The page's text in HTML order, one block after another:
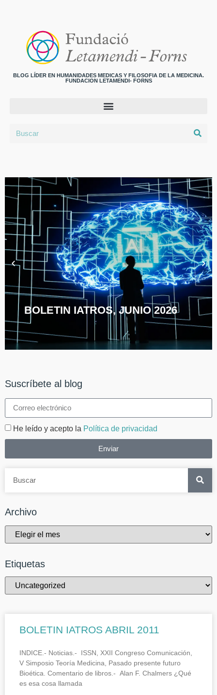
BLOG LÍDER EN HUMANIDADES MEDICAS Y FILOSOFIA DE LA MEDICINA.
FUNDACION LETAMENDI- FORNS
BOLETIN IATROS, JUNIO 2026
Suscríbete al blog
He leído y acepto la Política de privacidad
Enviar
Archivo
Etiquetas
BOLETIN IATROS ABRIL 2011
INDICE.- Noticias.- ISSN, XXII Congreso Comunicación,
V Simposio Teoría Medicina, Pasado presente futuro
Bioética. Comentario de libros.- Alan F. Chalmers ¿Qué
es esa cosa llamada